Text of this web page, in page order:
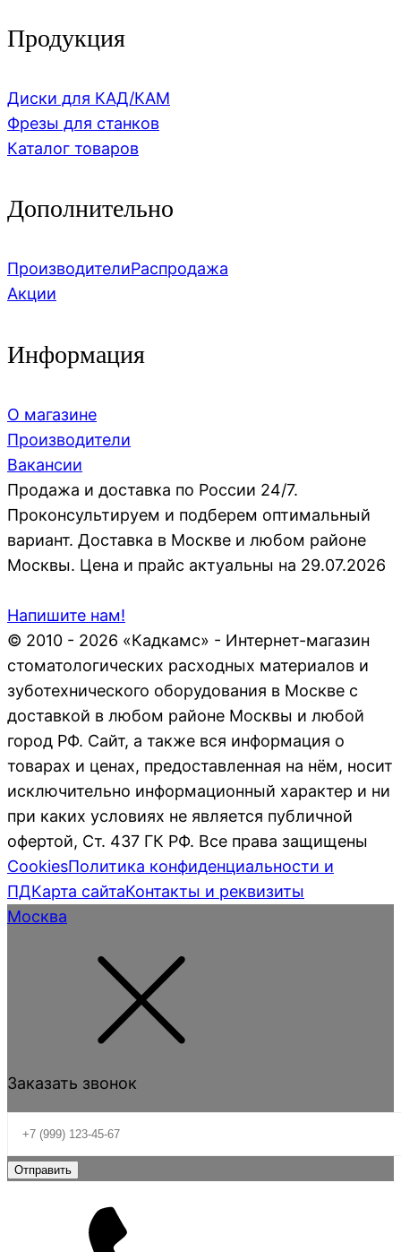
Продукция
Диски для КАД/КАМ
Фрезы для станков
Каталог товаров
Дополнительно
ПроизводителиРаспродажа
Акции
Информация
О магазине
Производители
Вакансии
Продажа и доставка по России 24/7.
Проконсультируем и подберем оптимальный
вариант. Доставка в Москве и любом районе
Москвы. Цена и прайс актуальны на 29.07.2026
Напишите нам!
© 2010 - 2026 «Кадкамс» - Интернет-магазин
стоматологических расходных материалов и
зуботехнического оборудования в Москве с
доставкой в любом районе Москвы и любой
город РФ. Сайт, а также вся информация о
товарах и ценах, предоставленная на нём, носит
исключительно информационный характер и ни
при каких условиях не является публичной
офертой, Ст. 437 ГК РФ. Все права защищены
CookiesПолитика конфиденциальности и
ПДКарта сайтаКонтакты и реквизиты
Москва
Заказать звонок